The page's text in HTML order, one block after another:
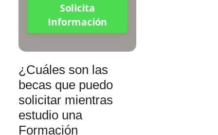
Solicita
Información
¿Cuáles son las
becas que puedo
solicitar mientras
estudio una
Formación